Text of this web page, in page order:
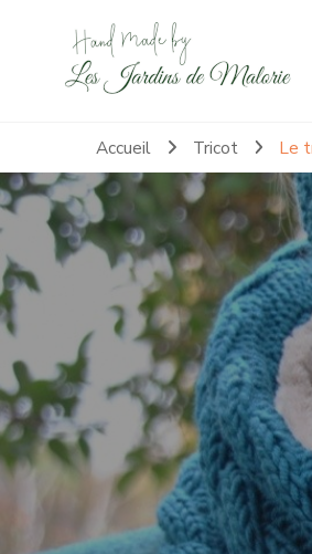
Hand made by Les Jardins de
100% frileuse 100% fait main
Accueil Tricot Le